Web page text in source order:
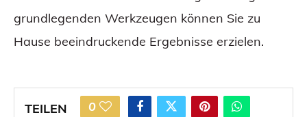
grundlegenden Werkzeugen können Sie zu
Hause beeindruckende Ergebnisse erzielen.
TEILEN 0